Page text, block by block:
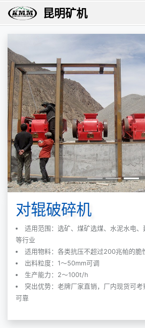
昆明矿机
对辊破碎机
适用范围：选矿、煤矿选煤、水泥水电
等行业
适用物料：各类抗压不超过200兆帕的脆
出料粒度：1～50mm可调
生产能力：2～100t/h
突出优势：老牌厂家直销，厂内现货可
可靠